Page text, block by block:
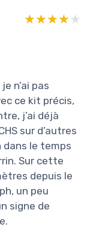
★★★★★
★★★★★
je n’ai pas
ce kit précis,
j’ai déjà
sur d’autres
le temps
Sur cette
depuis le
un peu
signe de